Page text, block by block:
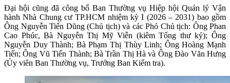
Đại hội cũng đã công bố Ban Thường vụ Hiệp hội Quản lý Vận
hành Nhà Chung cư TP.HCM nhiệm kỳ I (2026 – 2031) bao gồm
Ông Nguyễn Tiến Dũng (Chủ tịch) và các Phó Chủ tịch: Ông Phan
Cao Phúc, Bà Nguyễn Thị Mỹ Viễn (kiêm Tổng thư ký); Ông
Nguyễn Duy Thành; Bà Phạm Thị Thùy Linh; Ông Hoàng Mạnh
Tiến; Ông Vũ Tiến Thành; Bà Trần Thị Hà và Ông Đào Văn Hưng
(Ủy viên Ban Thường vụ, Trưởng Ban Kiểm tra).